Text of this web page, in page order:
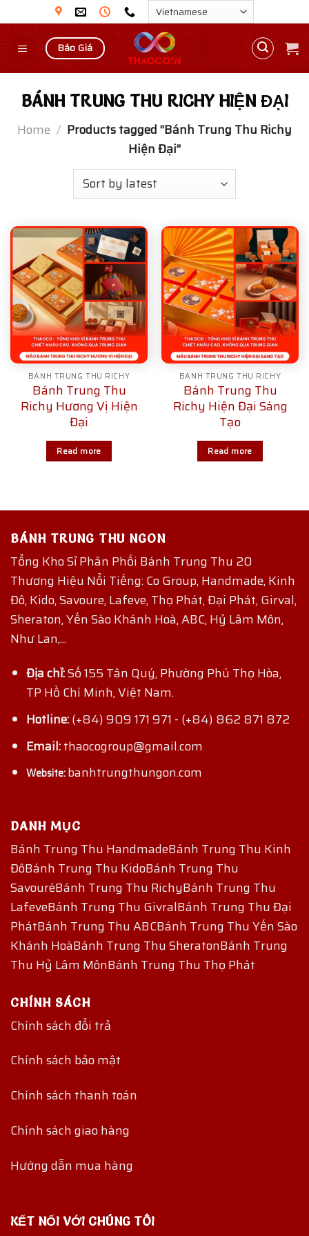
to
content
Báo Giá
BÁNH TRUNG THU RICHY HIỆN ĐẠI
Home / Products tagged “Bánh Trung Thu Richy
Hiện Đại”
BÁNH TRUNG THU RICHY
Bánh Trung Thu
Richy Hương Vị Hiện
Đại
Read more
BÁNH TRUNG THU RICHY
Bánh Trung Thu
Richy Hiện Đại Sáng
Tạo
Read more
BÁNH TRUNG THU NGON
Tổng Kho Sỉ Phân Phối Bánh Trung Thu 20
Thương Hiệu Nổi Tiếng: Co Group, Handmade, Kinh
Đô, Kido, Savoure, Lafeve, Thọ Phát, Đại Phát, Girval,
Sheraton, Yến Sào Khánh Hoà, ABC, Hỷ Lâm Môn,
Như Lan,...
Địa chỉ:Số 155 Tân Quý, Phường Phú Thọ Hòa,
TP Hồ Chí Minh, Việt Nam.
Hotline:(+84) 909 171 971 - (+84) 862 871 872
Email:thaocogroup@gmail.com
Website:banhtrungthungon.com
DANH MỤC
Bánh Trung Thu HandmadeBánh Trung Thu Kinh
ĐôBánh Trung Thu KidoBánh Trung Thu
SavouréBánh Trung Thu RichyBánh Trung Thu
LafeveBánh Trung Thu GivralBánh Trung Thu Đại
PhátBánh Trung Thu ABCBánh Trung Thu Yến Sào
Khánh HoàBánh Trung Thu SheratonBánh Trung
Thu Hỷ Lâm MônBánh Trung Thu Thọ Phát
CHÍNH SÁCH
Chính sách đổi trả
Chính sách bảo mật
Chính sách thanh toán
Chính sách giao hàng
Hướng dẫn mua hàng
KẾT NỐI VỚI CHÚNG TÔI